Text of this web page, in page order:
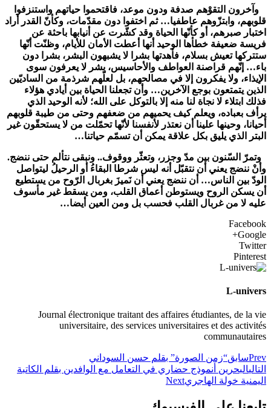
وآخرون التقوْهم صدفة ودون موعد، فاقتحموا حياتهم واستنزفوا
قلوبهم، وابتزّوهم عاطفيا… ثم اختفوا دون مقدّمات، وكأنّ القدر أراد
اختبار صبرهم، أو كأنّها الحياة وقد كشّرت عن أنيابها باحثة عن
فريسة ضعيفة خطأها الوحيد أنها أعطت الأمان للأيام، وظنّت أنّها
ستتركها تعيش بسلام، فأهدتها بشرا لا يشبهون البشر، بشرا دون
باء… إنّهم قراصنة العواطف والأحاسيس، بشر لا يعرفون سوى
الإيذاء، ولا يفكرون إلا في مصالحهم، بل لعلّهم شرذمة من الساديّين
الذين يتمتعون بوجع الآخرين… وأن تجعلنا الحياة بين أيادي هؤلاء
فذلك ابتلاء لا نجاة لنا منه إلا بالتوكل على الله؛ لأنه الوحيد الذي
يرأف بعباده، ويعلم كيف يحميهم من ضعفهم وحتى من طيبة قلوبهم
أحيانا، وحينها علينا أن نعتذر لأنفسنا لأنّها تحمّلت من لا يستحقّون غير
البتر الذي يليق بكل علاقة يمكن أن تسمّم حياتنا…
وتمرّ السّنون بين مدّ وجزر، وتعثّر ووقوف.. ونبقى نتألم حتى ننضج.
وأنْ ننضج يعني أن نتقبّل أنه ليس شرطا البقاءُ أو الرحيلُ ليتواصل
الودّ بين الناس… أن ننضج يعني أن نَميزَ بغربال الرّوح من يستطيع
أن يسكن الروح ويستوطن أعماق القلب، ومن يسقط غير مأسوف
عليه لا من غربال القلب فحسب بل ومن العين أيضا…
Facebook
Google+
Twitter
Pinterest
L-univers
Journal électronique traitant des affaires étudiantes, de la vie
universitaire, des services universitaires et des activités
communautaires
Prevسابق“زمن الصورة” بقلم حسن السوداني
التاليالبحرين أنموذج حضاري في التعامل مع الوافدين بقلم الكاتبة
اليمنية خولة الهاجريNext